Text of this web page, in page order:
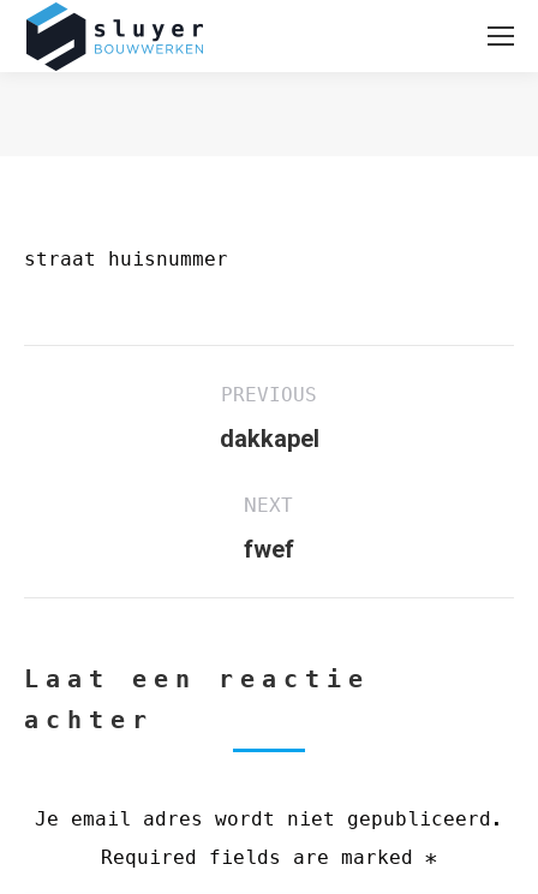
straat huisnummer
PREVIOUS
Previous
dakkapel
NEXT
Next
fwef
Laat een reactie
achter
Je email adres wordt niet gepubliceerd.
Required fields are marked *